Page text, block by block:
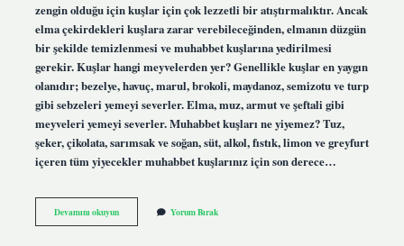
zengin olduğu için kuşlar için çok lezzetli bir atıştırmalıktır. Ancak
elma çekirdekleri kuşlara zarar verebileceğinden, elmanın düzgün
bir şekilde temizlenmesi ve muhabbet kuşlarına yedirilmesi
gerekir. Kuşlar hangi meyvelerden yer? Genellikle kuşlar en yaygın
olanıdır; bezelye, havuç, marul, brokoli, maydanoz, semizotu ve turp
gibi sebzeleri yemeyi severler. Elma, muz, armut ve şeftali gibi
meyveleri yemeyi severler. Muhabbet kuşları ne yiyemez? Tuz,
şeker, çikolata, sarımsak ve soğan, süt, alkol, fıstık, limon ve greyfurt
içeren tüm yiyecekler muhabbet kuşlarınız için son derece…
Devamını okuyunKuşlar
Yeşil
Yorum Bırak